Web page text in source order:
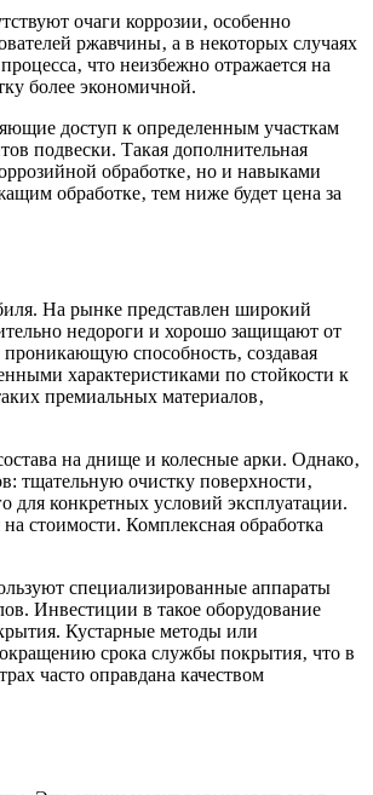
очаги коррозии‚ особенно
ржавчины‚ а в некоторых случаях
что неизбежно отражается на
более экономичной.
доступ к определенным участкам
подвески. Такая дополнительная
обработке‚ но и навыками
обработке‚ тем ниже будет цена за
На рынке представлен широкий
недороги и хорошо защищают от
способность‚ создавая
характеристиками по стойкости к
премиальных материалов‚
на днище и колесные арки. Однако‚
тщательную очистку поверхности‚
для конкретных условий эксплуатации.
стоимости. Комплексная обработка
специализированные аппараты
Инвестиции в такое оборудование
Кустарные методы или
срока службы покрытия‚ что в
часто оправдана качеством